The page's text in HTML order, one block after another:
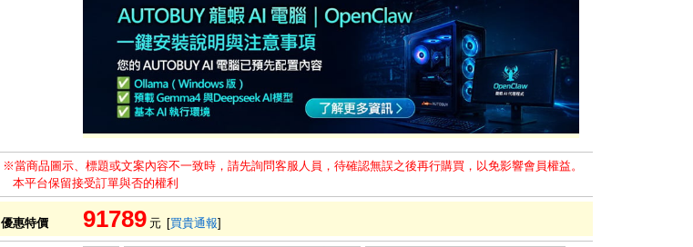
※當商品圖示、標題或文案內容不一致時，請先詢問客服人員，待確認無誤之後再行購買，以免影響會員權益。
本平台保留接受訂單與否的權利
優惠特價 91789 元 [買貴通報]